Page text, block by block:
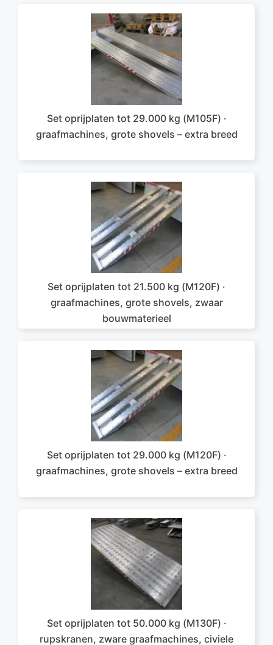
Set oprijplaten tot 29.000 kg (M105F) ·
graafmachines, grote shovels – extra breed
Set oprijplaten tot 21.500 kg (M120F) ·
graafmachines, grote shovels, zwaar
bouwmaterieel
Set oprijplaten tot 29.000 kg (M120F) ·
graafmachines, grote shovels – extra breed
Set oprijplaten tot 50.000 kg (M130F) ·
rupskranen, zware graafmachines, civiele